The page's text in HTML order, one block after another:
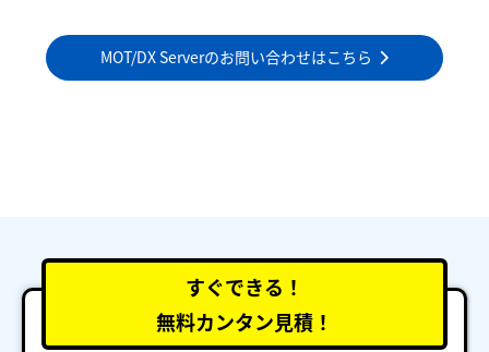
MOT/DX Serverのお問い合わせはこちら
すぐできる！
無料カンタン見積！